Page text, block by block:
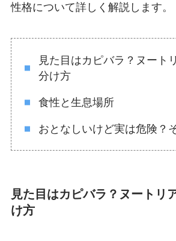
性格について詳しく解説します。
見た目はカピバラ？ヌート
分け方
食性と生息場所
おとなしいけど実は危険？
見た目はカピバラ？ヌートリ
け方